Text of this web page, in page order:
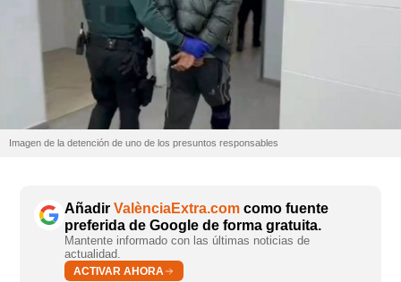
Imagen de la detención de uno de los presuntos responsables
Añadir ValènciaExtra.com como fuente
preferida de Google de forma gratuita.
Mantente informado con las últimas noticias de
actualidad.
ACTIVAR AHORA